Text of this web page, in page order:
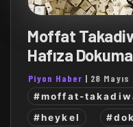
Moffat
Hafıza
Piyon Haber | 28 Mayıs
#moffat-
#heykel